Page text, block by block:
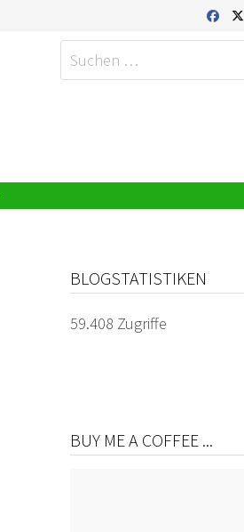
Suchen
nach:
BLOGSTATISTIKEN
59.408 Zugriffe
BUY ME A COFFEE ...